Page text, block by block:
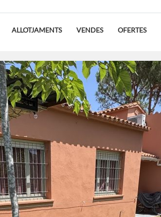
ALLOTJAMENTS VENDES OFERTES